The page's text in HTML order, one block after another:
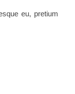
eu, pretium